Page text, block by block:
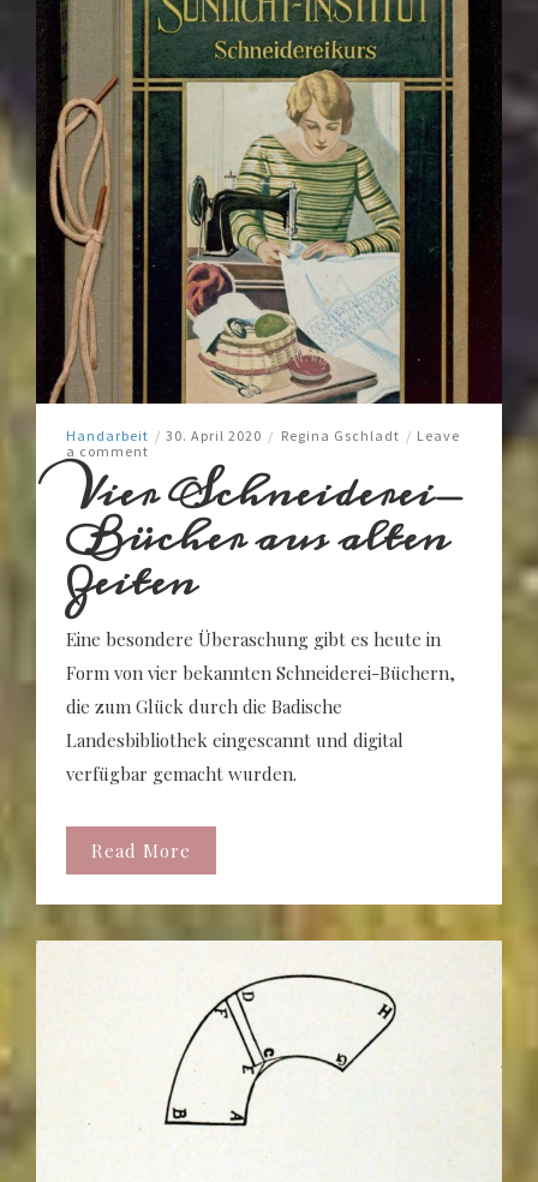
Handarbeit / 30. April 2020 / Regina Gschladt / Leave
a comment
Vier Schneiderei-
Bücher aus alten
Zeiten
Eine besondere Überaschung gibt es heute in
Form von vier bekannten Schneiderei-Büchern,
die zum Glück durch die Badische
Landesbibliothek eingescannt und digital
verfügbar gemacht wurden.
Read More